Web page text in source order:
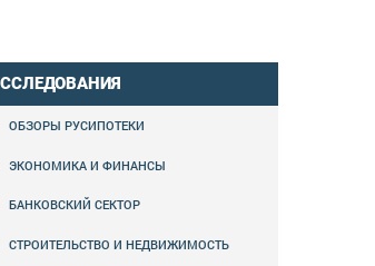
ОБЗОРЫ РУСИПОТЕКИ
ЭКОНОМИКА И ФИНАНСЫ
БАНКОВСКИЙ СЕКТОР
СТРОИТЕЛЬСТВО И НЕДВИЖИМОСТЬ